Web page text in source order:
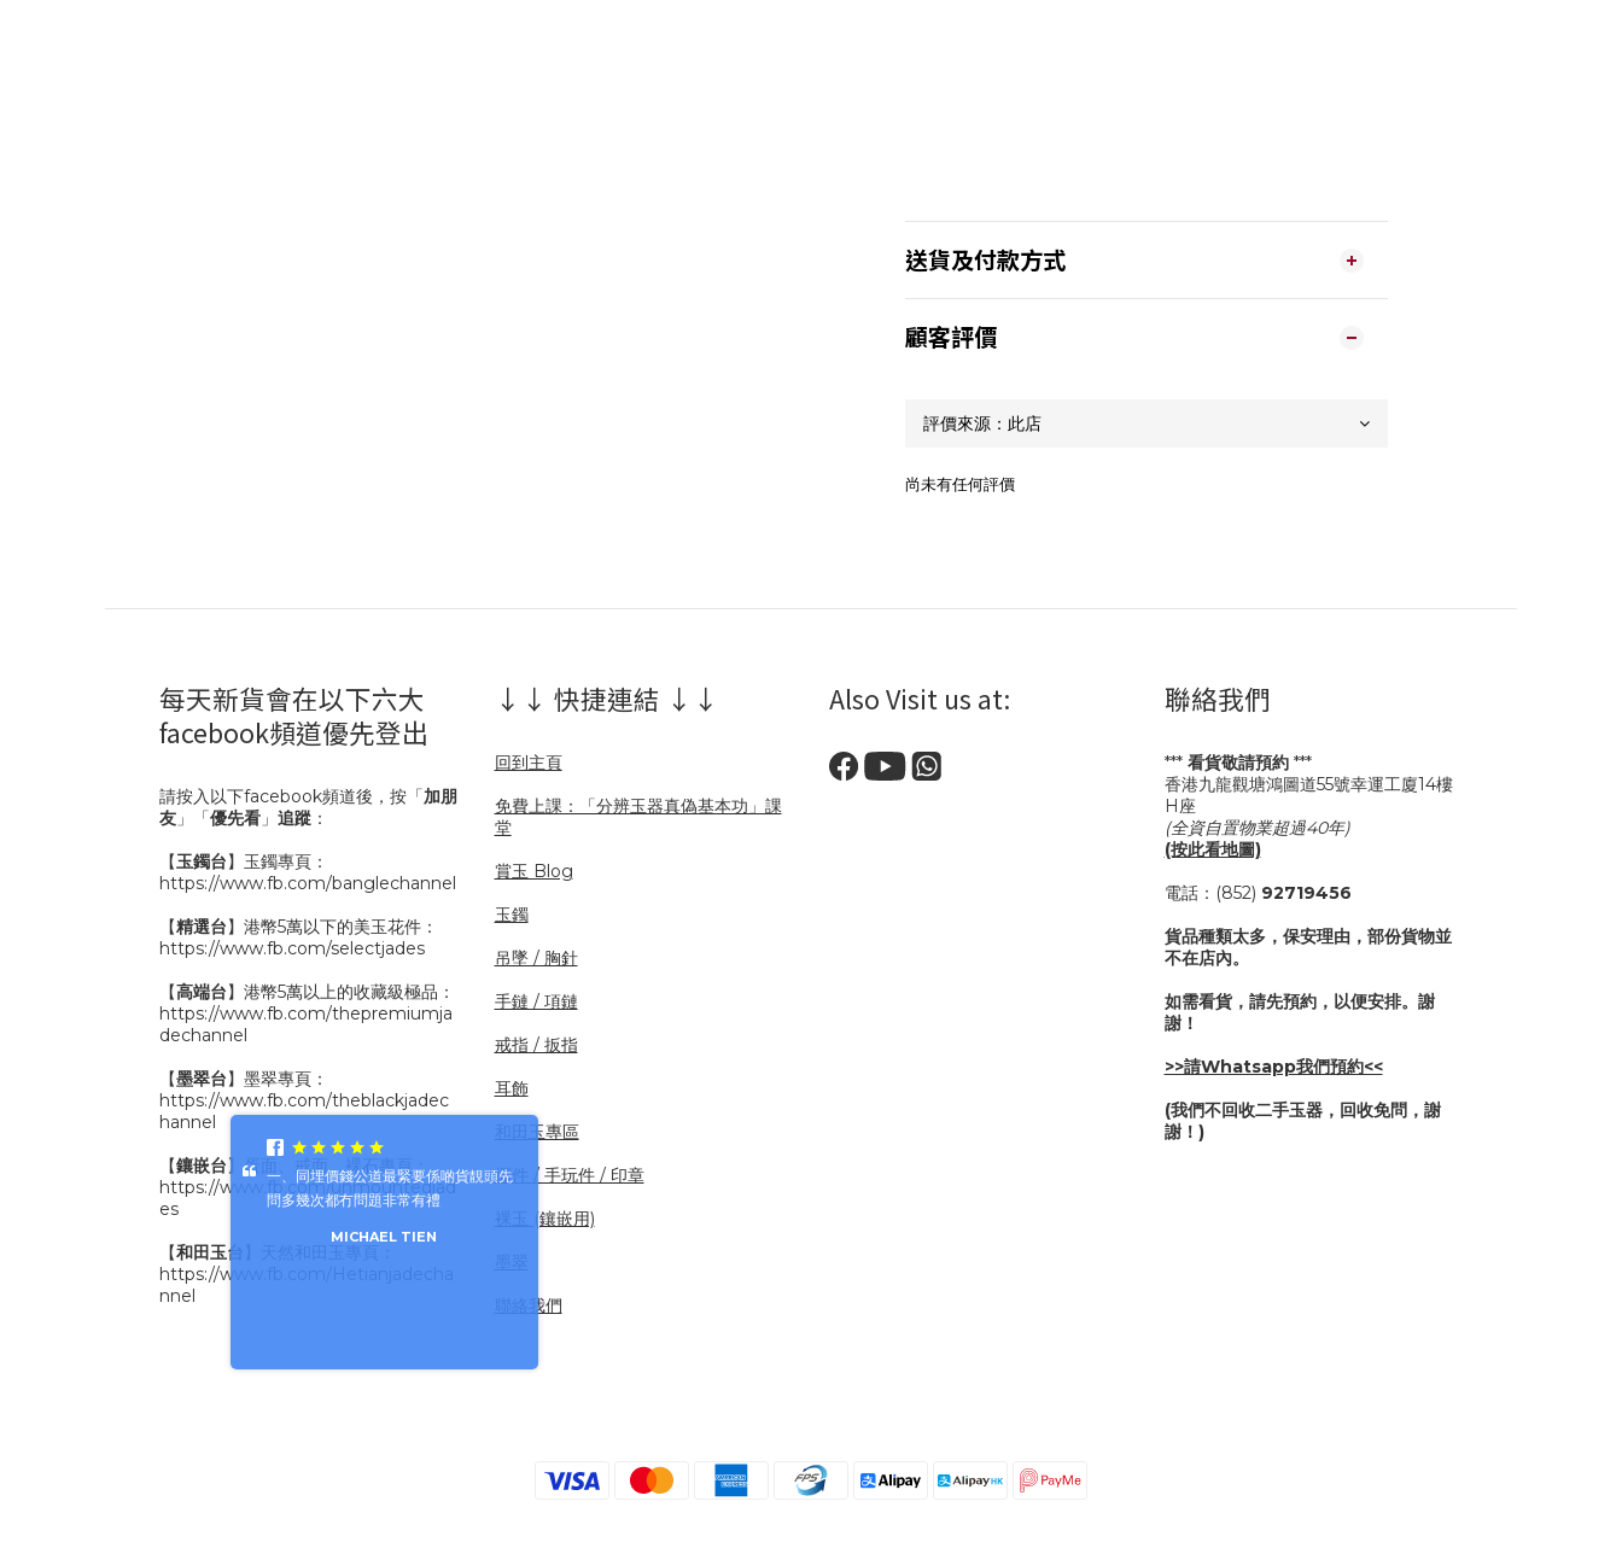
送貨及付款方式
顧客評價
尚未有任何評價
每天新貨會在以下六大
facebook頻道優先登出
請按入以下facebook頻道後，按「加朋
友 」「優先看 」 追蹤 ：
【玉鐲台】玉鐲專頁：
https://www.fb.com/banglechannel
【精選台】港幣5萬以下的美玉花件：
https://www.fb.com/selectjades
【高端台】港幣5萬以上的收藏級極品：
https://www.fb.com/thepremiumja
dechannel
【墨翠台】墨翠專頁：
https://www.fb.com/theblackjadec
hannel
【鑲嵌台】蛋面、戒面、裸石專頁：
https://www.fb.com/unmountedjad
es
【和田玉台
https://www.fb.com/Hetianjadecha
nnel
↓↓ 快捷連結 ↓↓
回到主頁
免費上課：「分辨玉器真偽基本功」課
堂
賞玉 Blog
玉鐲
吊墜 / 胸針
手鏈 / 項鏈
戒指 / 扳指
耳飾
和田玉專區
擺件 / 手玩件 / 印章
裸玉 (鑲嵌用)
聯絡我們
Also Visit us at: 聯絡我們
*** 看貨敬請預約***
香港九龍觀塘鴻圖道55號幸運工廈14樓
H座
(全資自置物業超過40年)
(按此看地圖)
電話：(852) 92719456
貨品種類太多，保安理由，部份貨物並
不在店內。
如需看貨，請先預約，以便安排。謝
謝！
>>請Whatsapp我們預約<<
(我們不回收二手玉器，回收免問，謝
謝！)
一、同埋價錢公道最緊要係啲貨靚頭先
問多幾次都冇問題非常有禮
MICHAEL TIEN